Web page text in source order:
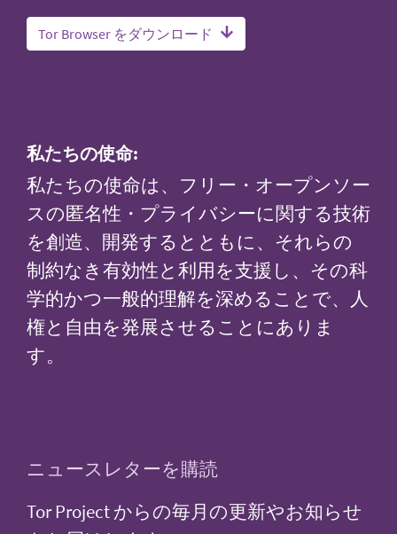
Tor Browser をダウンロード
私たちの使命:
私たちの使命は、フリー・オープンソー
スの匿名性・プライバシーに関する技術
を創造、開発するとともに、それらの
制約なき有効性と利用を支援し、その科
学的かつ一般的理解を深めることで、人
権と自由を発展させることにありま
す。
ニュースレターを購読
Tor Project からの毎月の更新やお知らせ